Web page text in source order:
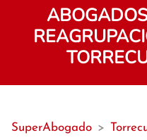
SuperAbogado >